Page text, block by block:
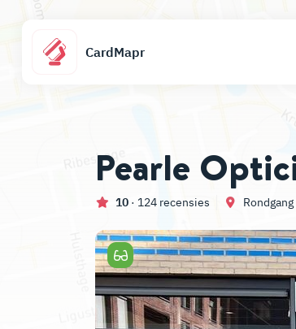
CardMapr
Pearle
10 · 124 recensies